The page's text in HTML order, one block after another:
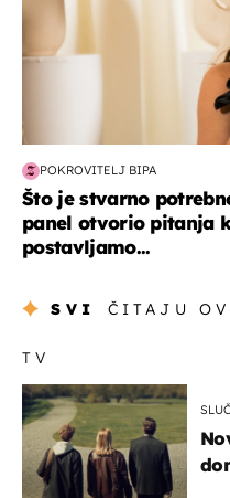
POKROVITELJ BIPA
Što je stvarno
panel otvorio pitanja
postavljamo...
SVI ČITAJU
TV